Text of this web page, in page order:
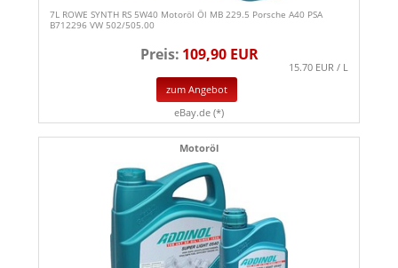
7L ROWE SYNTH RS 5W40 Motoröl Öl MB 229.5 Porsche A40 PSA
B712296 VW 502/505.00
Preis: 109,90 EUR
15.70 EUR / L
zum Angebot
eBay.de (*)
Motoröl